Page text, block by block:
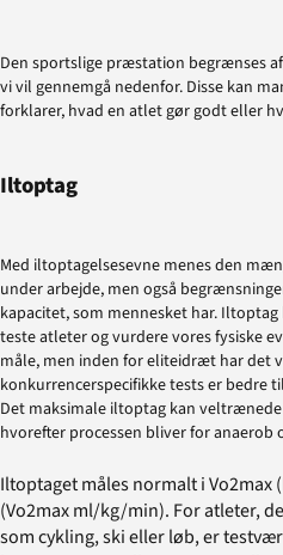
Den sportslige præstation begrænses
vi vil gennemgå nedenfor. Disse kan
forklarer, hvad en atlet gør godt eller
Iltoptag
Med iltoptagelsesevne menes den
under arbejde, men også
kapacitet, som mennesket har.
teste atleter og vurdere vores fysiske
måle, men inden for eliteidræt har det
konkurrencerspecifikke tests er bedre
Det maksimale iltoptag kan
hvorefter processen bliver for
Iltoptaget måles normalt i
(Vo2max ml/kg/min). For atleter,
som cykling, ski eller løb, er